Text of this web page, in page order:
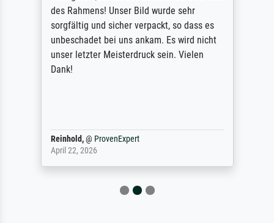
des Rahmens! Unser Bild wurde sehr
sorgfältig und sicher verpackt, so dass es
unbeschadet bei uns ankam. Es wird nicht
unser letzter Meisterdruck sein. Vielen
Dank!
Reinhold,@ ProvenExpert
April 22, 2026